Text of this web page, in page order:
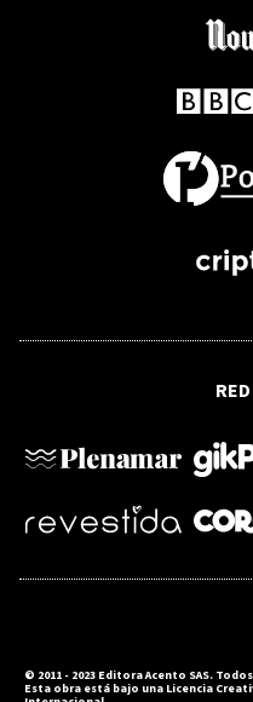
Abinader acepta ser el
PLD asegura que
de octubre avanza
evalúa volver al Senado
IPS DESARROLLO SOSTENIBLE
sendas contrarias en
© 2011 - 2023 Editora Acento SAS.
Esta obra está bajo una Licencia